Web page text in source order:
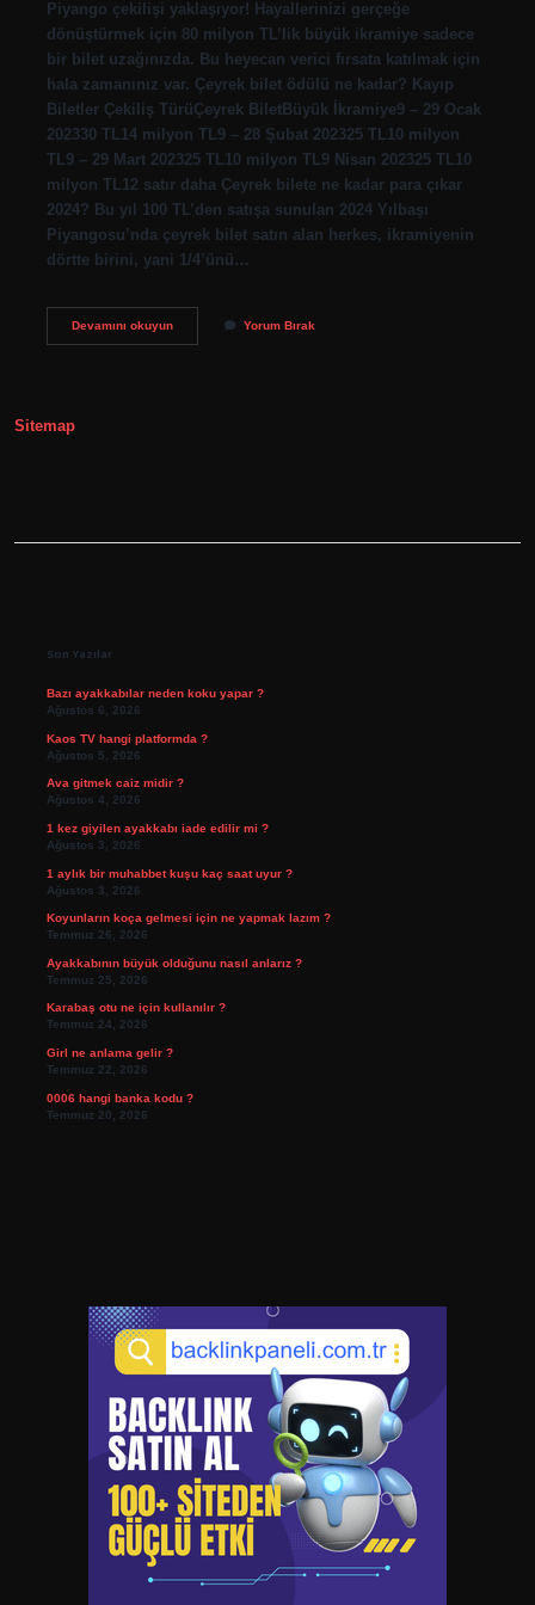
Piyango çekilişi yaklaşıyor! Hayallerinizi gerçeğe
dönüştürmek için 80 milyon TL’lik büyük ikramiye sadece
bir bilet uzağınızda. Bu heyecan verici fırsata katılmak için
hala zamanınız var. Çeyrek bilet ödülü ne kadar? Kayıp
Biletler Çekiliş TürüÇeyrek BiletBüyük İkramiye9 – 29 Ocak
202330 TL14 milyon TL9 – 28 Şubat 202325 TL10 milyon
TL9 – 29 Mart 202325 TL10 milyon TL9 Nisan 202325 TL10
milyon TL12 satır daha Çeyrek bilete ne kadar para çıkar
2024? Bu yıl 100 TL’den satışa sunulan 2024 Yılbaşı
Piyangosu’nda çeyrek bilet satın alan herkes, ikramiyenin
dörtte birini, yani 1/4’ünü…
Devamını okuyunÇeyrek
Yorum Bırak
Sitemap
Son Yazılar
Bazı ayakkabılar neden koku yapar ?
Ağustos 6, 2026
Kaos TV hangi platformda ?
Ağustos 5, 2026
Ava gitmek caiz midir ?
Ağustos 4, 2026
1 kez giyilen ayakkabı iade edilir mi ?
Ağustos 3, 2026
1 aylık bir muhabbet kuşu kaç saat uyur ?
Ağustos 3, 2026
Koyunların koça gelmesi için ne yapmak lazım ?
Temmuz 26, 2026
Ayakkabının büyük olduğunu nasıl anlarız ?
Temmuz 25, 2026
Karabaş otu ne için kullanılır ?
Temmuz 24, 2026
Girl ne anlama gelir ?
Temmuz 22, 2026
0006 hangi banka kodu ?
Temmuz 20, 2026